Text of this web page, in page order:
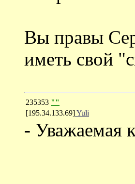
Вы правы
иметь свой
235353 ""
[195.34.133.69]Yuli
- Уважаемая